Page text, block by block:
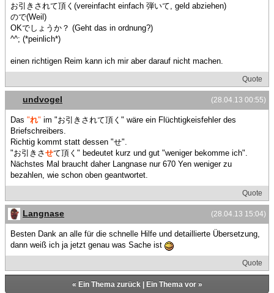
お引きされて頂く(vereinfacht einfach 弾いて, geld abziehen)
ので(Weil)
OKでしょうか？ (Geht das in ordnung?)
^^; (*peinlich*)
einen richtigen Reim kann ich mir aber darauf nicht machen.
Quote
(28.04.13 00:55)
undvogel
Das "れ" im "お引きされて頂く" wäre ein Flüchtigkeisfehler des
Briefschreibers.
Richtig kommt statt dessen "せ".
"お引きさせて頂く" bedeutet kurz und gut "weniger bekomme ich".
Nächstes Mal braucht daher Langnase nur 670 Yen weniger zu
bezahlen, wie schon oben geantwortet.
Quote
(28.04.13 15:04)
Langnase
Besten Dank an alle für die schnelle Hilfe und detaillierte Übersetzung,
dann weiß ich ja jetzt genau was Sache ist
Quote
« Ein Thema zurück| Ein Thema vor»